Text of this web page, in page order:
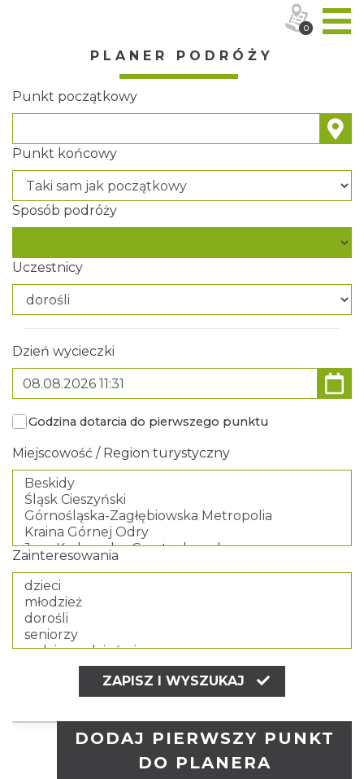
PLANER PODRÓŻY
Punkt początkowy
Punkt końcowy
Sposób podróży
Uczestnicy
Dzień wycieczki
Godzina dotarcia do pierwszego punktu
Miejscowość / Region turystyczny
Zainteresowania
ZAPISZ I WYSZUKAJ
DODAJ PIERWSZY PUNKT
DO PLANERA
0